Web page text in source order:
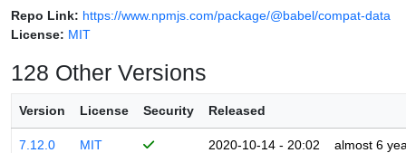
Repo Link: https://www.npmjs.com/package/@babel/compat-data
License: MIT
128 Other Versions
Version License Security Released
7.12.0 MIT 2020-10-14 - 20:02 almost 6